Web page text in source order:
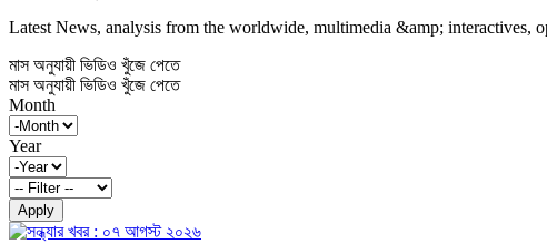
Latest News, analysis from the worldwide, multimedia &amp; interactives,
মাস অনুযায়ী ভিডিও খুঁজে পেতে
মাস অনুযায়ী ভিডিও খুঁজে পেতে
Month
Year
Apply